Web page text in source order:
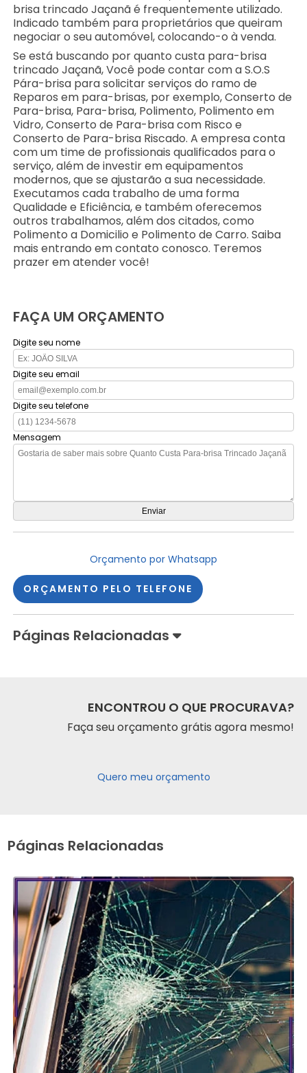
brisa trincado Jaçanã é frequentemente utilizado.
Indicado também para proprietários que queiram
negociar o seu automóvel, colocando-o à venda.
Se está buscando por quanto custa para-brisa
trincado Jaçanã, Você pode contar com a S.O.S
Pára-brisa para solicitar serviços do ramo de
Reparos em para-brisas, por exemplo, Conserto de
Para-brisa, Para-brisa, Polimento, Polimento em
Vidro, Conserto de Para-brisa com Risco e
Conserto de Para-brisa Riscado. A empresa conta
com um time de profissionais qualificados para o
serviço, além de investir em equipamentos
modernos, que se ajustarão a sua necessidade.
Executamos cada trabalho de uma forma
Qualidade e Eficiência, e também oferecemos
outros trabalhamos, além dos citados, como
Polimento a Domicilio e Polimento de Carro. Saiba
mais entrando em contato conosco. Teremos
prazer em atender você!
FAÇA UM ORÇAMENTO
Digite seu nome
Digite seu email
Digite seu telefone
Mensagem
Orçamento por Whatsapp
ORÇAMENTO PELO TELEFONE
Páginas Relacionadas
ENCONTROU O QUE PROCURAVA?
Faça seu orçamento grátis agora mesmo!
Quero meu orçamento
Páginas Relacionadas